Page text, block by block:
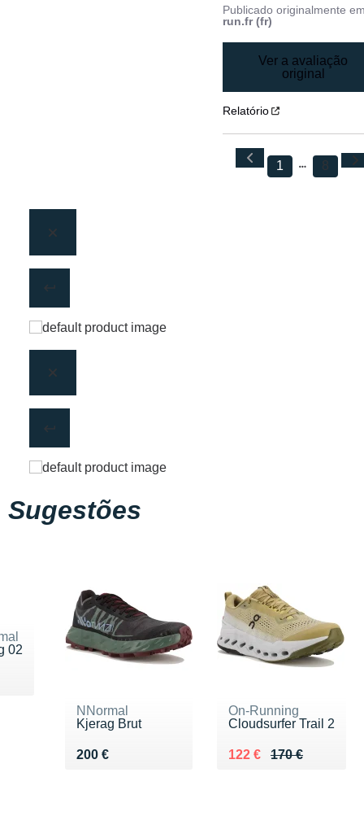
Publicado originalmente
run.fr (fr)
Ver a avaliação
original
Relatório
1 8
Sugestões
02
NNormal
Kjerag Brut
200 €
Vendu 200 €
On-Running
Cloudsurfer Trail 2
170 €
Au lieu de 170 €
122 €
Vendu 122 €